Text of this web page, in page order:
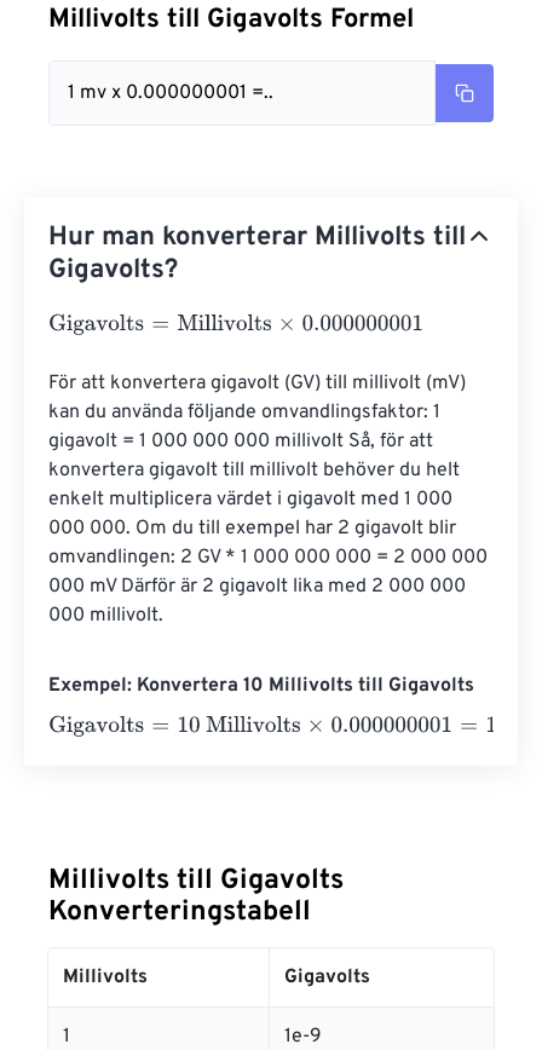
Millivolts till Gigavolts Formel
1 mv x 0.000000001 =..
Hur man konverterar Millivolts till
Gigavolts?
Gigavolts=Millivolts×0.000000001
För att konvertera gigavolt (GV) till millivolt (mV)
kan du använda följande omvandlingsfaktor: 1
gigavolt = 1 000 000 000 millivolt Så, för att
konvertera gigavolt till millivolt behöver du helt
enkelt multiplicera värdet i gigavolt med 1 000
000 000. Om du till exempel har 2 gigavolt blir
omvandlingen: 2 GV * 1 000 000 000 = 2 000 000
000 mV Därför är 2 gigavolt lika med 2 000 000
000 millivolt.
Exempel: Konvertera 10 Millivolts till Gigavolts
Gigavolts=10 Millivolts×0.000000001=1e-8 Gigavolts
Millivolts till Gigavolts
Konverteringstabell
Millivolts Gigavolts
1 1e-9